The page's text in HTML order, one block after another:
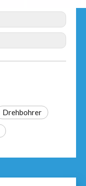
Drehbohrer